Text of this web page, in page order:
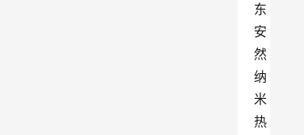
东
安
然
纳
米
热